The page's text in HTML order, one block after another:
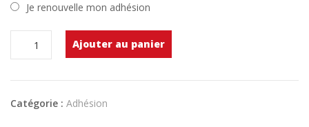
Je renouvelle mon adhésion
quantité
de
réduite)
Ajouter au panier
Catégorie : Adhésion